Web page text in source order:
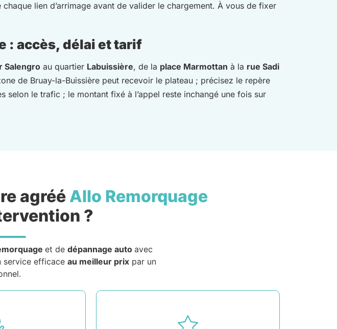
lien d’arrimage avant de valider le chargement. À vous de fixer
: accès, délai et tarif
Salengro au quartier Labuissière, de la place Marmottan à la rue Sadi
de Bruay-la-Buissière peut recevoir le plateau ; précisez le repère
le trafic ; le montant fixé à l’appel reste inchangé une fois sur
agréé Allo Remorquage
?
et de dépannage auto avec
service efficace au meilleur prix par un